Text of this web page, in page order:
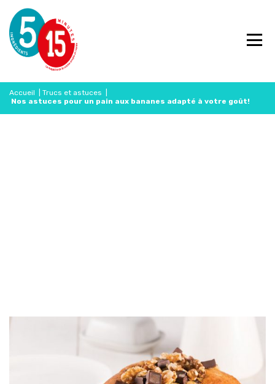
Accueil Trucs et astuces
Nos astuces pour un pain aux bananes adapté à votre goût!